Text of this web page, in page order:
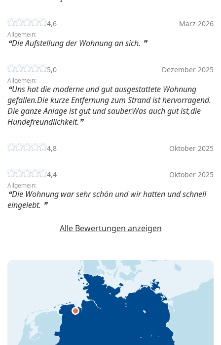
4,6 März 2026
Allgemein:
Die Aufstellung der Wohnung an sich.
5,0 Dezember 2025
Allgemein:
Uns hat die moderne und gut ausgestattete Wohnung
gefallen.Die kurze Entfernung zum Strand ist hervorragend.
Die ganze Anlage ist gut und sauber.Was auch gut ist,die
Hundefreundlichkeit.
4,8 Oktober 2025
4,4 Oktober 2025
Allgemein:
Die Wohnung war sehr schön und wir hatten und schnell
eingelebt.
Alle Bewertungen anzeigen